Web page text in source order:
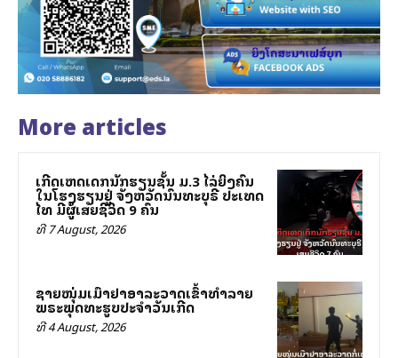
More articles
ເກີດເຫດເດັກນັກຮຽນຊັ້ນ ມ.3 ໄລ່ຍິງຄົນ
ໃນໂຮງຮຽນຢູ່ ຈັງຫວັດນົນທະບຸຣີ ປະເທດ
ໄທ ມີຜູ້ເສຍຊີວິດ 9 ຄົນ
ທີ 7 August, 2026
ຊາຍໜຸ່ມເມົາຢາອາລະວາດເຂົ້າທຳລາຍ
ພຣະພຸດທະຮູບປະຈຳວັນເກີດ
ທີ 4 August, 2026